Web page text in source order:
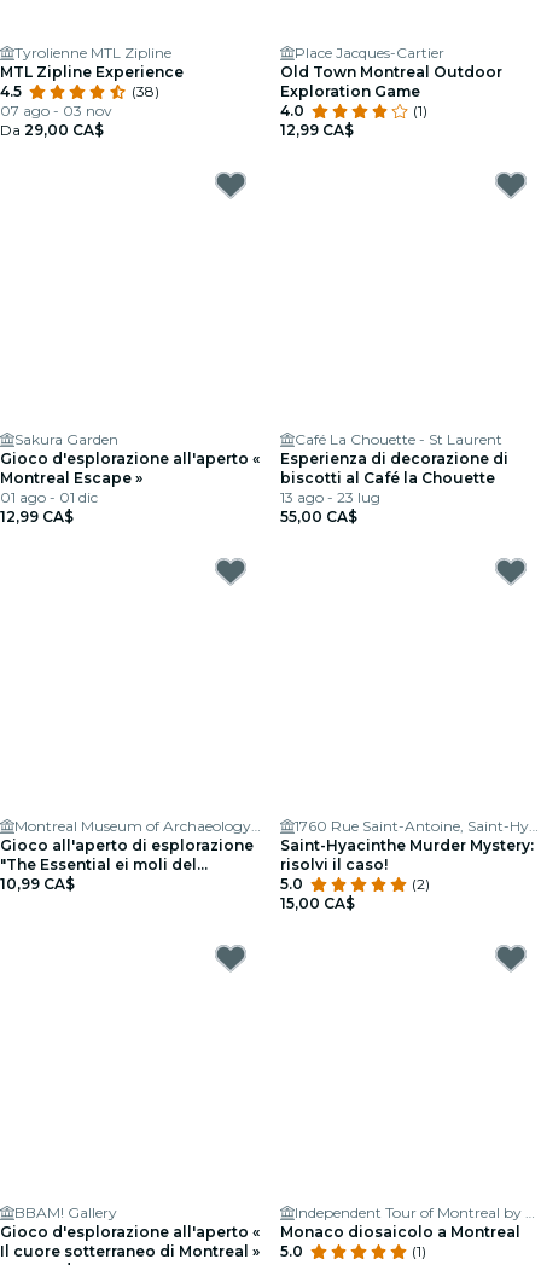
Tyrolienne MTL Zipline
MTL Zipline Experience
4.5
(38)
07 ago - 03 nov
Da 29,00 CA$
Place Jacques-Cartier
Old Town Montreal Outdoor
Exploration Game
4.0
(1)
12,99 CA$
Sakura Garden
Gioco d'esplorazione all'aperto «
Montreal Escape »
01 ago - 01 dic
12,99 CA$
Café La Chouette - St Laurent
Esperienza di decorazione di
biscotti al Café la Chouette
13 ago - 23 lug
55,00 CA$
Montreal Museum of Archaeology and History
Gioco all'aperto di esplorazione
"The Essential ei moli del
Vecchio Porto di Montreal"
10,99 CA$
1760 Rue Saint-Antoine, Saint-Hyacinthe, QC J2S 3L6, Canada
Saint-Hyacinthe Murder Mystery:
risolvi il caso!
5.0
(2)
15,00 CA$
BBAM! Gallery
Gioco d'esplorazione all'aperto «
Il cuore sotterraneo di Montreal »
Independent Tour of Montreal by Bike
Monaco diosaicolo a Montreal
5.0
(1)